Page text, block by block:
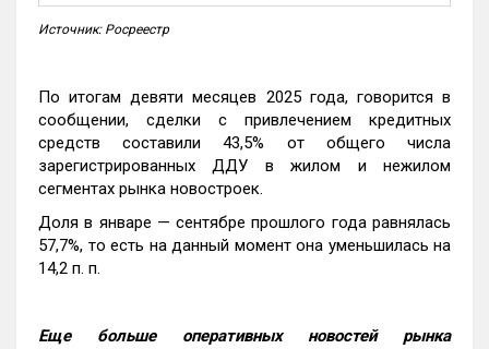
Источник: Росреестр
По итогам девяти месяцев 2025 года, говорится в
сообщении, сделки с привлечением кредитных
средств составили 43,5% от общего числа
зарегистрированных ДДУ в жилом и нежилом
сегментах рынка новостроек.
Доля в январе — сентябре прошлого года равнялась
57,7%, то есть на данный момент она уменьшилась на
14,2 п. п.
Еще больше оперативных новостей рынка